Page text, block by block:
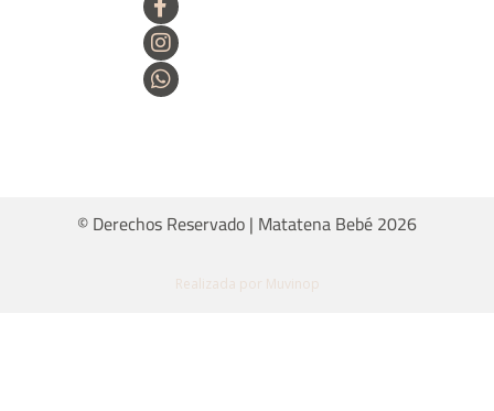
© Derechos Reservado | Matatena Bebé 2026
Realizada por Muvinop